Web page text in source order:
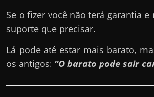
Se o fizer você não terá garantia e
suporte que precisar.
Lá pode até estar mais barato,
os antigos: “O barato pode sair